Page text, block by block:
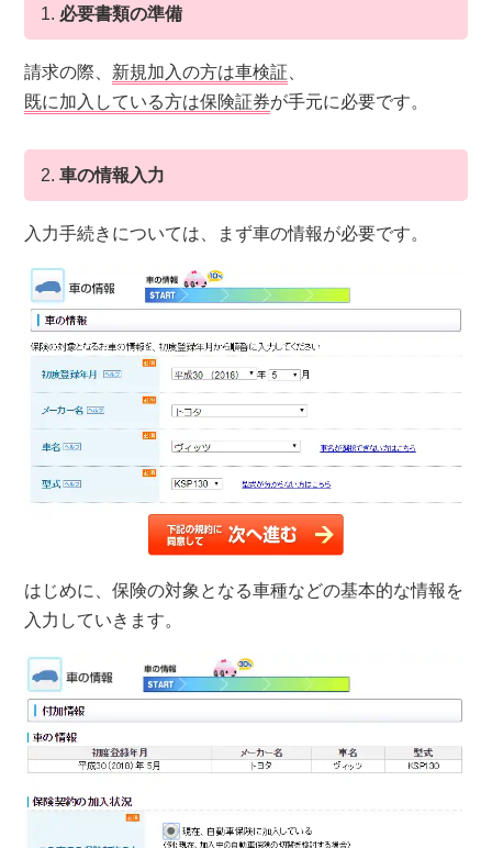
1. 必要書類の準備
請求の際、 新規加入の方は車検証
既に加入している方は保険証券が手元に必要です。
2.車の情報入力
入力手続きについては、まず車の情報が必要です。
はじめに、保険の対象となる車種などの基本的な情報 を
入力していきます。